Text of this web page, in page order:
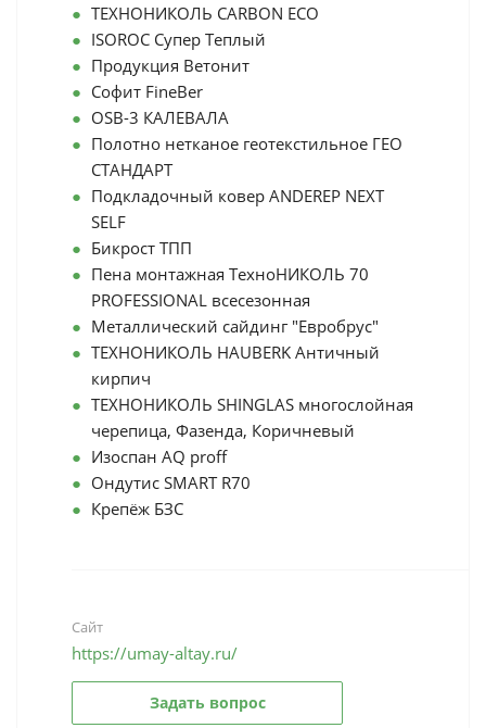
ТЕХНОНИКОЛЬ CARBON ECO
ISOROC Супер Теплый
Продукция Ветонит
Софит FineBer
OSB-3 КАЛЕВАЛА
Полотно нетканое геотекстильное ГЕО
СТАНДАРТ
Подкладочный ковер ANDEREP NEXT
SELF
Бикрост ТПП
Пена монтажная ТехноНИКОЛЬ 70
PROFESSIONAL всесезонная
Металлический сайдинг "Евробрус"
ТЕХНОНИКОЛЬ HAUBERK Античный
кирпич
ТЕХНОНИКОЛЬ SHINGLAS многослойная
черепица, Фазенда, Коричневый
Изоспан AQ proff
Ондутис SMART R70
Крепёж БЗС
Сайт
https://umay-altay.ru/
Задать вопрос